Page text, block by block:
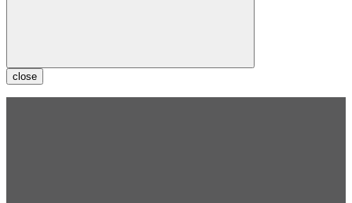
close